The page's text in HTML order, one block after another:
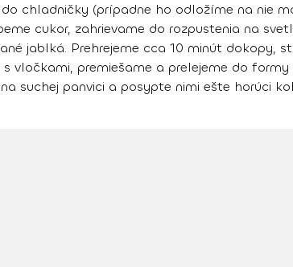
chladničky (prípadne ho odložíme na nie
cukor, zahrievame do rozpustenia na
jablká. Prehrejeme cca 10 minút dokopy,
premiešame a prelejeme do formy
suchej panvici a posypte nimi ešte horúci